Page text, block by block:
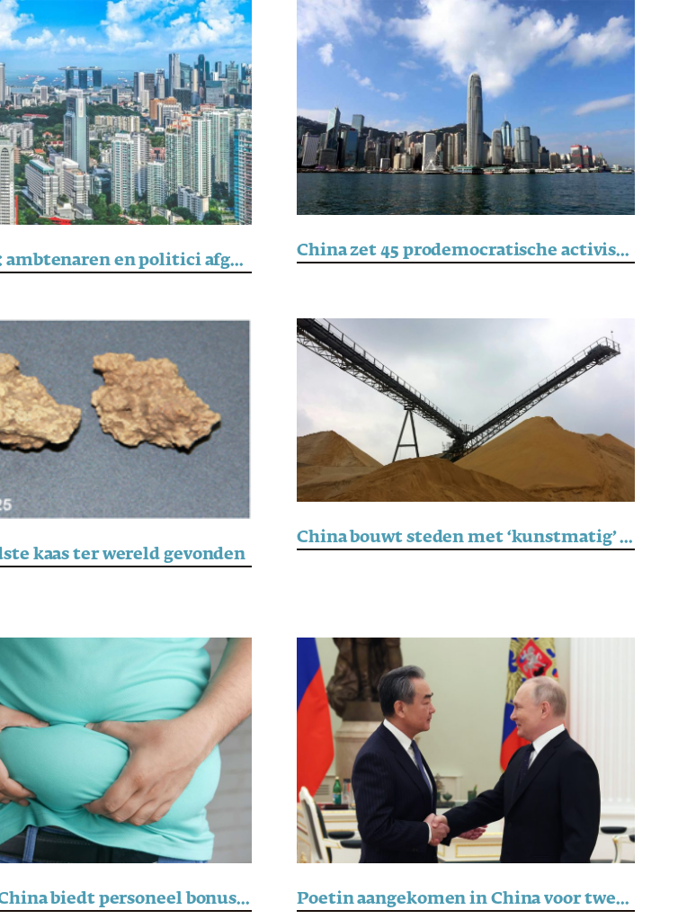
Singapore: ambtenaren en politici afgeperst met deepfakes
China zet 45 prodemocratische activisten gevangen in Hongkong
kaas ter wereld gevonden
China bouwt steden met ‘kunstmatig’ zand
Bedrijf in China biedt personeel bonus voor gewichtsverlies Poetin aangekomen in China voor tweedaags staatsbezoek